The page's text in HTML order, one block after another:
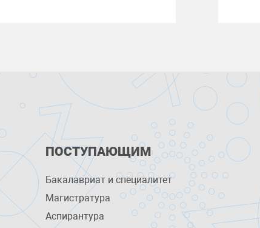
ПОСТУПАЮЩИМ
Бакалавриат и специалитет
Магистратура
Аспирантура